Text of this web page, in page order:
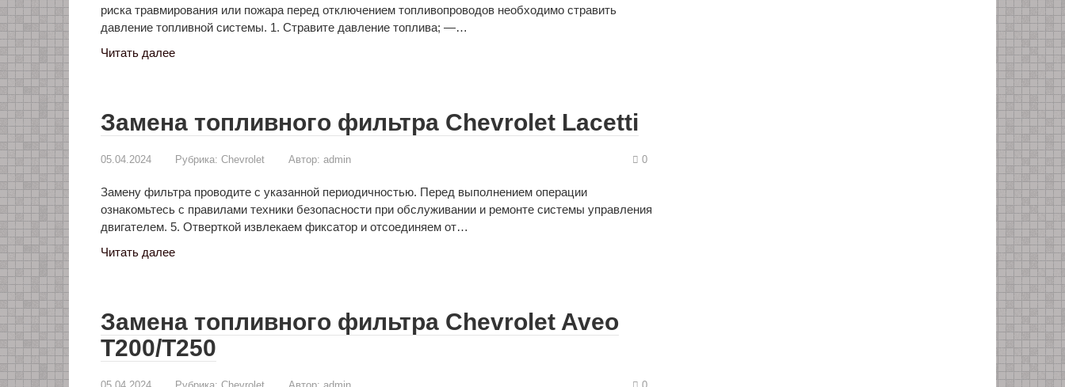
риска травмирования или пожара перед отключением топливопроводов необходимо стравить
давление топливной системы. 1. Стравите давление топлива; —…
Читать далее
Замена топливного фильтра Chevrolet Lacetti
05.04.2024 Рубрика: Chevrolet Автор: admin 0
Замену фильтра проводите с указанной периодичностью. Перед выполнением операции
ознакомьтесь с правилами техники безопасности при обслуживании и ремонте системы управления
двигателем. 5. Отверткой извлекаем фиксатор и отсоединяем от…
Читать далее
Замена топливного фильтра Chevrolet Aveo
T200/T250